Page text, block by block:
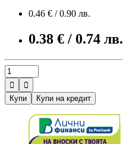
0.46 € / 0.90 лв.
0.38 € / 0.74 лв.


Купи
Купи на кредит